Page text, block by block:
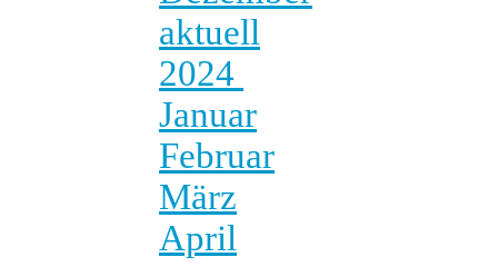
aktuell
2024
Januar
Februar
März
April